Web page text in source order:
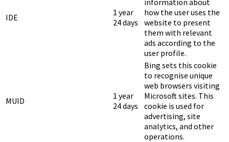
IDE
1 year
24 days
how the user uses the
website to present
them with relevant
ads according to the
user profile.
MUID
1 year
24 days
Bing sets this cookie
to recognise unique
web browsers visiting
Microsoft sites. This
cookie is used for
advertising, site
analytics, and other
operations.